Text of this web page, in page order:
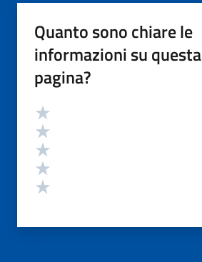
Quanto sono chiare le
informazioni su questa
pagina?
Valutazione